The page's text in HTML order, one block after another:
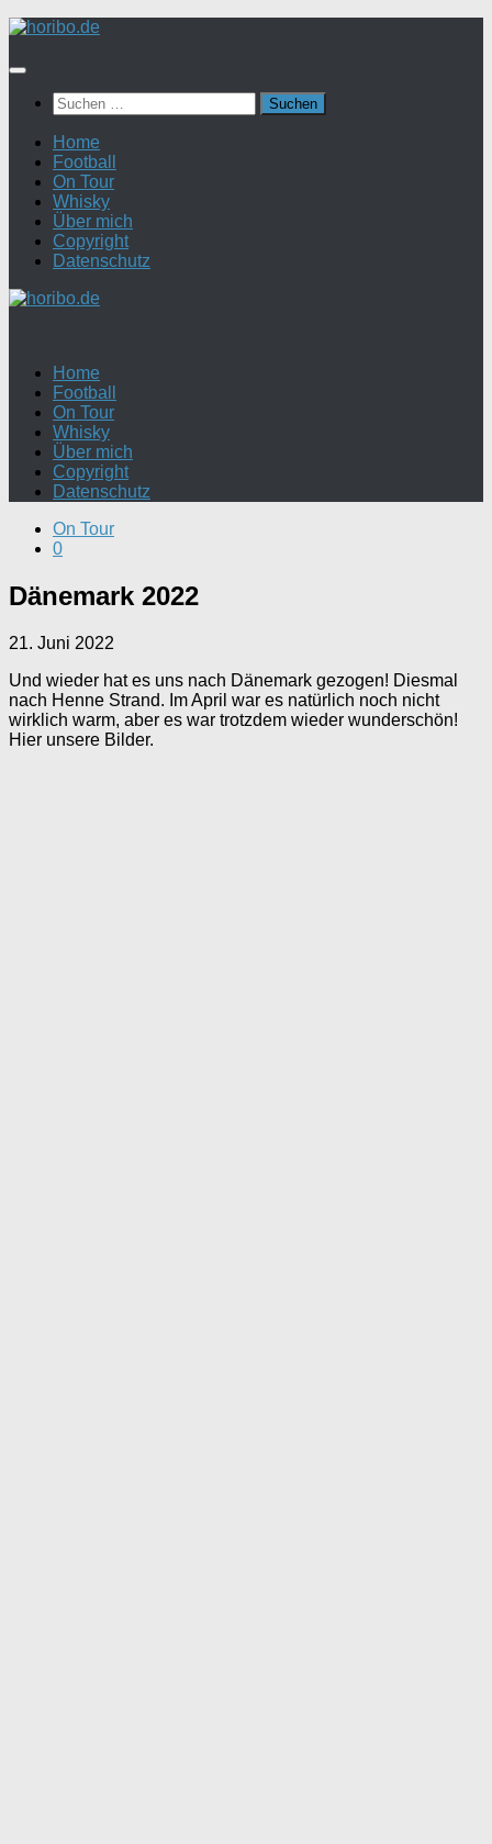
Zum
springen
Suchen
nach:
Home
Football
On Tour
Whisky
Über mich
Copyright
Datenschutz
Home
Football
On Tour
Whisky
Über mich
Copyright
Datenschutz
On Tour
0
Dänemark 2022
21. Juni 2022
Und wieder hat es uns nach Dänemark gezogen! Diesmal
nach Henne Strand. Im April war es natürlich noch nicht
wirklich warm, aber es war trotzdem wieder wunderschön!
Hier unsere Bilder.